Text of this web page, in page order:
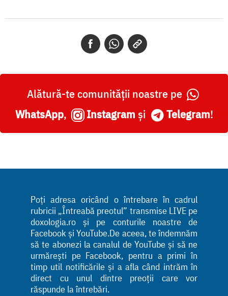
Alătură-te comunității noastre pe
WhatsApp, Instagram și Telegram!
Poți adresa oricând o întrebare în cadrul
rubricii „Întreabă preotul” transmise LIVE pe
doxologia.ro și pe conturile noastre de
Facebook și YouTube.De aceea, te îndemnăm
să te abonezi la canalul de YouTube și să ne
urmărești pe Facebook, pentru a primi în
timp util notificările și a afla când intrăm în
direct cu unul dintre preoții care vor
răspunde la întrebări.